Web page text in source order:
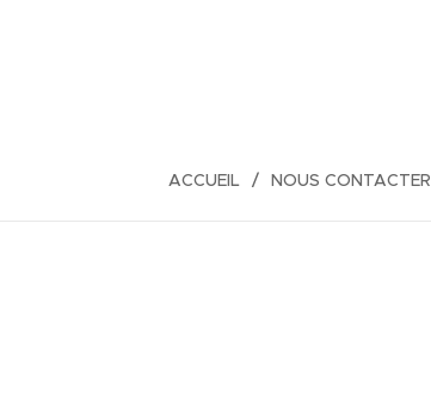
ACCUEIL NOUS CONTACTER